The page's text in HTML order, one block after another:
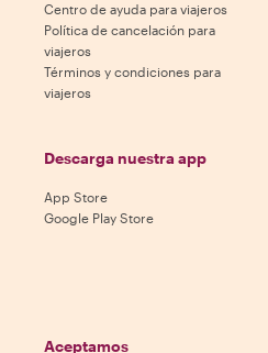
Centro de ayuda para viajeros
Política de cancelación para
viajeros
Términos y condiciones para
viajeros
Descarga nuestra app
App Store
Google Play Store
Aceptamos